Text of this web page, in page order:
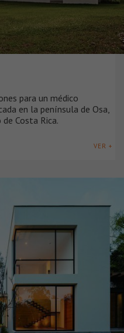
para un médico
en la península de Osa,
Costa Rica.
VER +